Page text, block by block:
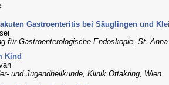
Gastroenteritis bei Säuglingen und
für Gastroenterologische Endoskopie, St.
Kind
und Jugendheilkunde, Klinik Ottakring, Wien